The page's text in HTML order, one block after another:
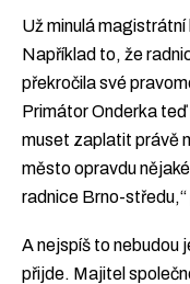
Už minulá
Například to, že
překročila své
Primátor Onderka
muset zaplatit právě
město opravdu
radnice Brno-středu,“
A nejspíš to nebudou
přijde. Majitel